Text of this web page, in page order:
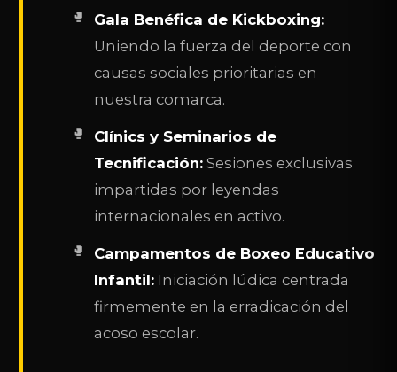
Gala Benéfica de Kickboxing:
Uniendo la fuerza del deporte con
causas sociales prioritarias en
nuestra comarca.
Clínics y Seminarios de
Tecnificación: Sesiones exclusivas
impartidas por leyendas
internacionales en activo.
Campamentos de Boxeo Educativo
Infantil: Iniciación lúdica centrada
firmemente en la erradicación del
acoso escolar.